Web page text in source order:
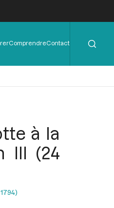
ComprendreContact
à la
III (24